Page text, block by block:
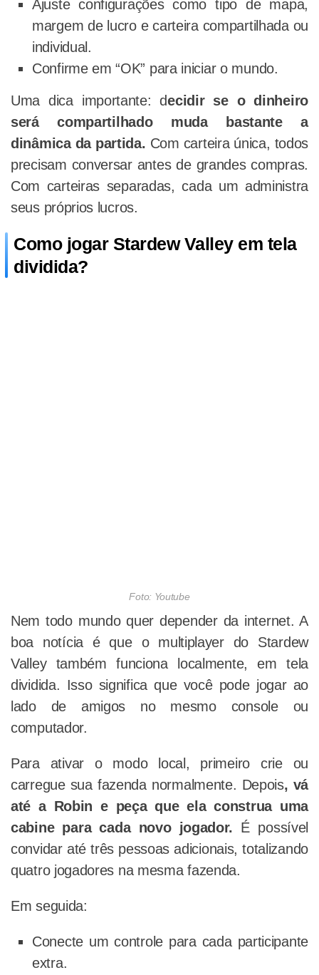
Ajuste configurações como tipo de mapa,
margem de lucro e carteira compartilhada ou
individual.
Confirme em “OK” para iniciar o mundo.
Uma dica importante: decidir se o dinheiro
será compartilhado muda bastante a
dinâmica da partida. Com carteira única, todos
precisam conversar antes de grandes compras.
Com carteiras separadas, cada um administra
seus próprios lucros.
Como jogar Stardew Valley em tela
dividida?
Foto: Youtube
Nem todo mundo quer depender da internet. A
boa notícia é que o multiplayer do Stardew
Valley também funciona localmente, em tela
dividida. Isso significa que você pode jogar ao
lado de amigos no mesmo console ou
computador.
Para ativar o modo local, primeiro crie ou
carregue sua fazenda normalmente. Depois, vá
até a Robin e peça que ela construa uma
cabine para cada novo jogador. É possível
convidar até três pessoas adicionais, totalizando
quatro jogadores na mesma fazenda.
Em seguida:
Conecte um controle para cada participante
extra.